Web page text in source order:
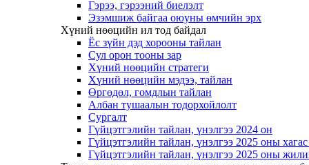
Гэрээ, гэрээний биелэлт
Эзэмшиж байгаа оюуны өмчийн эрх
Хүний нөөцийн ил тод байдал
Ёс зүйн дэд хорооны тайлан
Сул орон тооны зар
Хүний нөөцийн стратеги
Хүний нөөцийн мэдээ, тайлан
Өргөдөл, гомдлын тайлан
Албан тушаалын тодорхойлолт
Сургалт
Гүйцэтгэлийн тайлан, үнэлгээ 2024 он
Гүйцэтгэлийн тайлан, үнэлгээ 2025 оны
Гүйцэтгэлийн тайлан, үнэлгээ 2025 оны